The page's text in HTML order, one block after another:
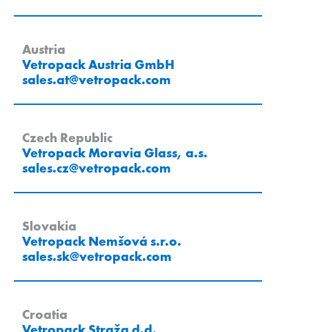
Austria
Vetropack Austria GmbH
sales.at@vetropack.com
Czech Republic
Vetropack Moravia Glass, a.s.
sales.cz@vetropack.com
Slovakia
Vetropack Nemšová s.r.o.
sales.sk@vetropack.com
Croatia